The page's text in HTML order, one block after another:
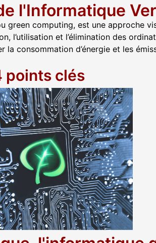
l'Informatique
green computing, est une approche
l’utilisation et l’élimination des
la consommation d’énergie et les
points clés